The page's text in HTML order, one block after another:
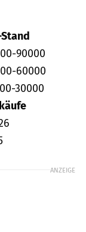
90000
60000
30000
ANZEIGE